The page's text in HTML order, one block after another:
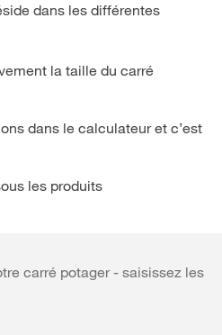
dans les différentes
la taille du carré
dans le calculateur et c’est
les produits
carré potager - saisissez les